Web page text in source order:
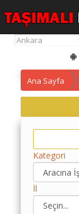
Yol
Hesaplama
Yemek
Maliyet
Hesaplama
Kredili
Ana Sayfa
Kategori
İl